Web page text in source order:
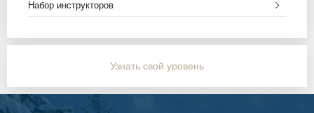
Набор инструкторов
Узнать свой уровень